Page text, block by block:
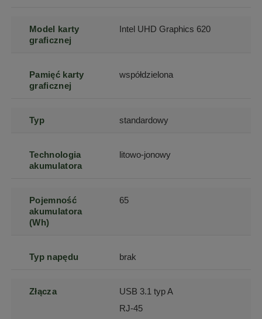
Model karty
graficznej
Intel UHD Graphics 620
Pamięć karty
graficznej
współdzielona
Typ standardowy
Technologia
akumulatora
litowo-jonowy
Pojemność
akumulatora
(Wh)
65
Typ napędu brak
Złącza
USB 3.1 typ A
RJ-45